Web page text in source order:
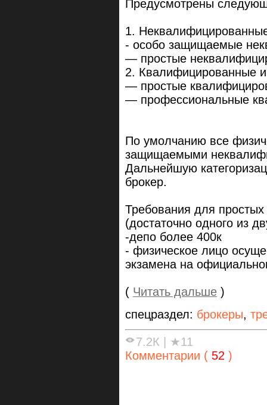
Предусмотрены
1.
- особо защищаемые
— простые
2. Квалифицированные
— простые
— профессиональные
По умолчанию все
защищаемыми
Дальнейшую
брокер.
Требования для
(достаточно одного из
-депо более 400к
- физическое лицо
экзамена на
( Читать дальше )
спецраздел: брокеры,
7.2К | ★11
Комментарии ( 52 )